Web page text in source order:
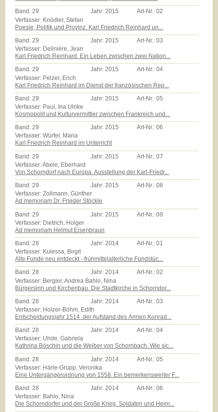
Band:29 Jahr:2015 Art-Nr.:02
Verfasser: Knödler, Stefan
Poesie, Politik und Provinz. Karl Friedrich Reinhard un...
Band:29 Jahr:2015 Art-Nr.:03
Verfasser: Delinière, Jean
Karl Friedrich Reinhard. Ein Leben zwischen zwei Nation...
Band:29 Jahr:2015 Art-Nr.:04
Verfasser: Pelzer, Erich
Karl Friedrich Reinhard im Dienst der französischen Rep...
Band: 29 Jahr: 2015 Art-Nr.:05
Verfasser: Paul, Ina Ulrike
Kosmopolit und Kulturvermittler zwischen Frankreich und...
Band:29 Jahr:2015 Art-Nr.:06
Verfasser: Würfel, Maria
Karl Friedrich Reinhard im Unterricht
Band: 29 Jahr: 2015 Art-Nr.:07
Verfasser: Abele, Eberhard
Von Schorndorf nach Europa. Ausstellung der Karl-Friedr...
Band:29 Jahr:2015 Art-Nr.:08
Verfasser: Zollmann, Günther
Ad memoriam Dr. Frieder Stöckle
Band: 29 Jahr: 2015 Art-Nr.:09
Verfasser: Dietrich, Holger
Ad memoriam Helmut Eisenbraun
Band:28 Jahr:2014 Art-Nr.:01
Verfasser: Kulessa, Birgit
Alte Funde neu entdeckt - frühmittelalterliche Fundstüc...
Band:28 Jahr:2014 Art-Nr.:02
Verfasser: Bergler, Andrea Bahlo, Nina
Bürgersinn und Kirchenbau. Die Stadtkirche in Schorndor...
Band:28 Jahr:2014 Art-Nr.:03
Verfasser: Holzer-Böhm, Edith
Entscheidungsjahr 1514  der Aufstand des Armen Konrad...
Band:28 Jahr:2014 Art-Nr.:04
Verfasser: Uhde, Gabriela
Kathrina Böschin und die Weiber von Schornbach. Wie sic...
Band: 28 Jahr: 2014 Art-Nr.:05
Verfasser: Härle-Grupp, Veronika
Eine Untergängerordnung von 1558. Ein bemerkenswerter F...
Band:28 Jahr:2014 Art-Nr.:06
Verfasser: Bahlo, Nina
Die Schorndorfer und der Große Krieg. Soldaten und Heim...